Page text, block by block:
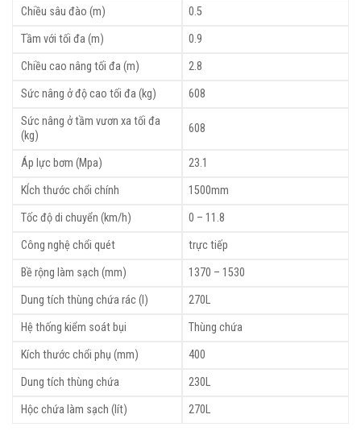
Chiều sâu đào (m)
0.5
Tầm với tối đa (m)
0.9
Chiều cao nâng tối đa (m)
2.8
Sức nâng ở độ cao tối đa (kg)
608
Sức nâng ở tầm vươn xa tối đa
(kg)
608
Áp lực bơm (Mpa)
23.1
KÍch thước chổi chính
1500mm
Tốc độ di chuyển (km/h)
0 – 11.8
Công nghệ chổi quét
trực tiếp
Bề rộng làm sạch (mm)
1370 – 1530
Dung tích thùng chứa rác (l)
270L
Hệ thống kiểm soát bụi
Thùng chứa
Kích thước chổi phụ (mm)
400
Dung tích thùng chứa
230L
Hộc chứa làm sạch (lít)
270L